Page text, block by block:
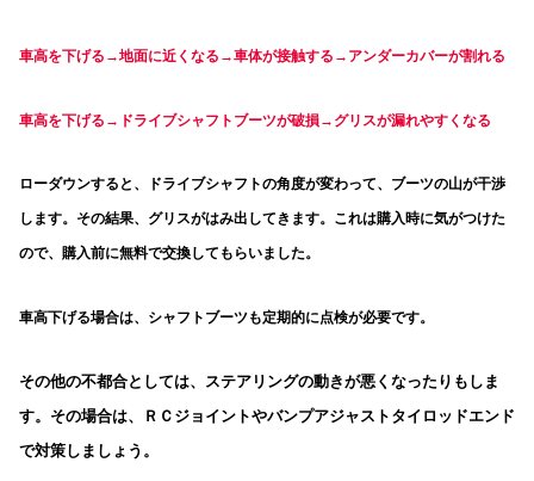
車高を下げる→地面に近くなる→車体が接触する→アンダーカバーが割れる
車高を下げる→ドライブシャフトブーツが破損→グリスが漏れやすくなる
ローダウンすると、ドライブシャフトの角度が変わって、ブーツの山が干渉
します。その結果、グリスがはみ出してきます。これは購入時に気がつけた
ので、購入前に無料で交換してもらいました。
車高下げる場合は、シャフトブーツも定期的に点検が必要です。
その他の不都合としては、ステアリングの動きが悪くなったりもしま
す。その場合は、ＲＣジョイントやバンプアジャストタイロッドエンド
で対策しましょう。